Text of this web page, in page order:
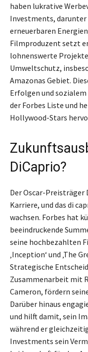
haben lukrative
Investments,
erneuerbaren
Filmproduzent setzt
lohnenswerte
Umweltschutz,
Amazonas Gebiet.
Erfolgen und
der Forbes Liste und
Hollywood-Stars
DiCaprio?
Der Oscar-Preisträger
Karriere, und das di
wachsen. Forbes hat
beeindruckende
seine hochbezahlten
‚Inception‘ und ‚The
Strategische
Zusammenarbeit mit
Cameron, fördern
Darüber hinaus
und hilft damit, sein
während er
Investments sein